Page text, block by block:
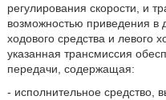
регулирования скорости, и
возможностью приведения в
ходового средства и левого
указанная трансмиссия
передачи, содержащая:
- исполнительное средство,